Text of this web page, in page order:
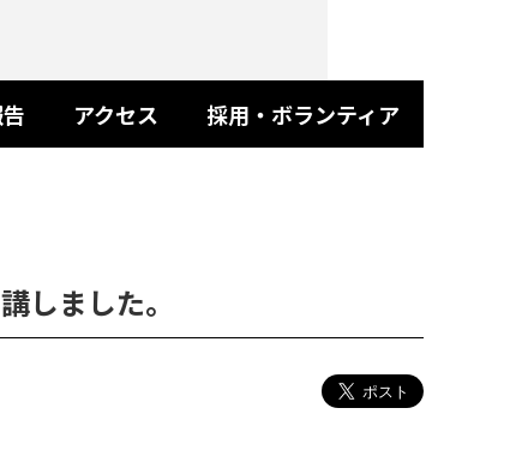
アクセス 採用・ボランティア
しました。